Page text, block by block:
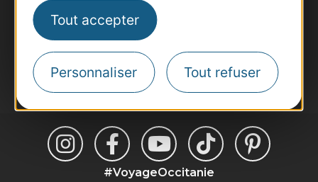
Tout accepter
Personnaliser Tout refuser
Inscrivez-vous à la lettre d'information
Destination Occitanie pour recevoir des
suggestions de séjours, de visites et de sorties.
Je m'abonne
#VoyageOccitanie